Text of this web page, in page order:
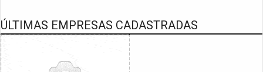
ÚLTIMAS EMPRESAS CADASTRADAS